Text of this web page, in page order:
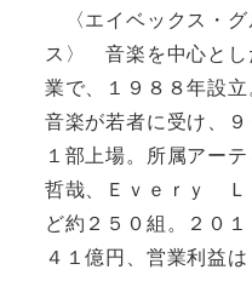
〈エイベックス・
ス〉 音楽を中心とし
業で、１９８８年設
音楽が若者に受け、
１部上場。所属アー
哲哉、Ｅｖｅｒｙ
ど約２５０組。２０
４１億円、営業利益